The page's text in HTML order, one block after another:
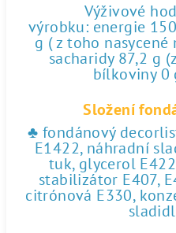
Výživové
výrobku: energie
g ( z toho
sacharidy 87,2 g
bílkoviny 0
Složení
♣ fondánový
E1422, náhradní
tuk, glycerol
stabilizátor E407,
citrónová E330,